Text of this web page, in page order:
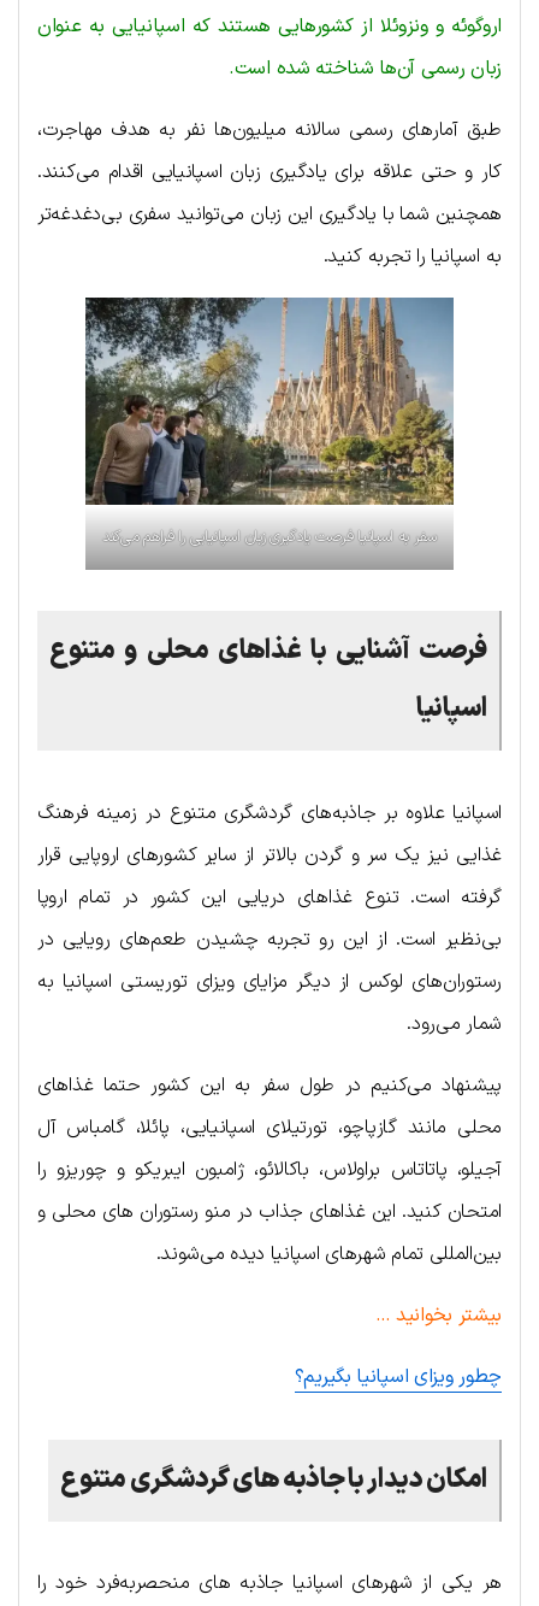
اروگوئه و ونزوئلا از کشورهایی هستند که اسپانیایی به عنوان
زبان رسمی آن‌ها شناخته شده است.
طبق آمارهای رسمی سالانه میلیون‌ها نفر به هدف مهاجرت،
کار و حتی علاقه برای یادگیری زبان اسپانیایی اقدام می‌کنند.
همچنین شما با یادگیری این زبان می‌توانید سفری بی‌دغدغه‌تر
به اسپانیا را تجربه کنید.
سفر به اسپانیا فرصت یادگیری زبان اسپانیایی را فراهم می‌کند
فرصت آشنایی با غذاهای محلی و متنوع
اسپانیا
اسپانیا علاوه بر جاذبه‌های گردشگری متنوع در زمینه فرهنگ
غذایی نیز یک سر و گردن بالاتر از سایر کشورهای اروپایی قرار
گرفته است. تنوع غذاهای دریایی این کشور در تمام اروپا
بی‌نظیر است. از این رو تجربه چشیدن طعم‌های رویایی در
رستوران‌های لوکس از دیگر مزایای ویزای توریستی اسپانیا به
شمار می‌رود.
پیشنهاد می‌کنیم در طول سفر به این کشور حتما غذاهای
محلی مانند گازپاچو، تورتیلای اسپانیایی، پائلا، گامباس آل
آجیلو، پاتاتاس براولاس، باکالائو، ژامبون ایبریکو و چوریزو را
امتحان کنید. این غذاهای جذاب در منو رستوران های محلی و
بین‌المللی تمام شهرهای اسپانیا دیده می‌شوند.
بیشتر بخوانید …
چطور ویزای اسپانیا بگیریم؟
امکان دیدار با جاذبه های گردشگری متنوع
هر یکی از شهرهای اسپانیا جاذبه های منحصربه‌فرد خود را